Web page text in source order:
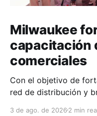
Milwaukee
capacitación
comerciales
Con el objetivo de
red de distribución y
3 de ago. de 2026 2 min